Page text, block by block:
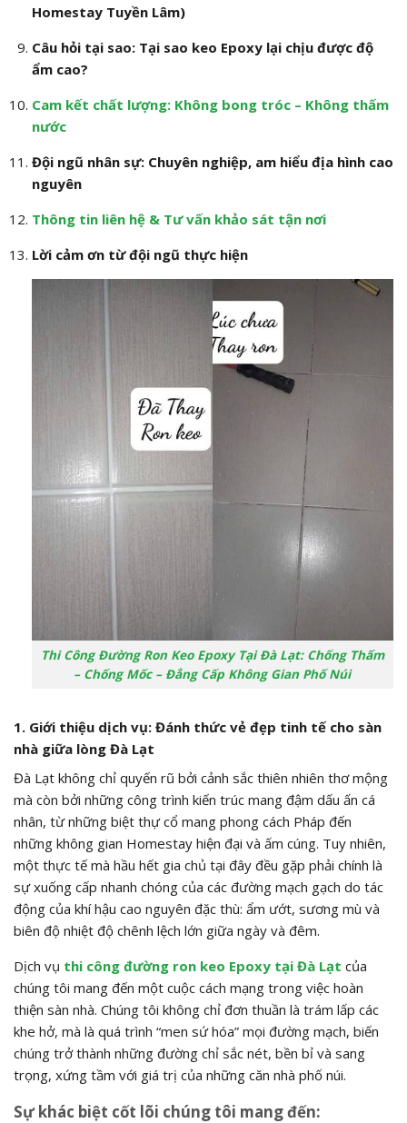
Homestay Tuyền Lâm)
Câu hỏi tại sao: Tại sao keo Epoxy lại chịu được độ
ẩm cao?
Cam kết chất lượng: Không bong tróc – Không thấm
nước
Đội ngũ nhân sự: Chuyên nghiệp, am hiểu địa hình cao
nguyên
Thông tin liên hệ & Tư vấn khảo sát tận nơi
Lời cảm ơn từ đội ngũ thực hiện
Thi Công Đường Ron Keo Epoxy Tại Đà Lạt: Chống Thấm
– Chống Mốc – Đẳng Cấp Không Gian Phố Núi
1. Giới thiệu dịch vụ: Đánh thức vẻ đẹp tinh tế cho sàn
nhà giữa lòng Đà Lạt
Đà Lạt không chỉ quyến rũ bởi cảnh sắc thiên nhiên thơ mộng
mà còn bởi những công trình kiến trúc mang đậm dấu ấn cá
nhân, từ những biệt thự cổ mang phong cách Pháp đến
những không gian Homestay hiện đại và ấm cúng. Tuy nhiên,
một thực tế mà hầu hết gia chủ tại đây đều gặp phải chính là
sự xuống cấp nhanh chóng của các đường mạch gạch do tác
động của khí hậu cao nguyên đặc thù: ẩm ướt, sương mù và
biên độ nhiệt độ chênh lệch lớn giữa ngày và đêm.
Dịch vụ thi công đường ron keo Epoxy tại Đà Lạt của
chúng tôi mang đến một cuộc cách mạng trong việc hoàn
thiện sàn nhà. Chúng tôi không chỉ đơn thuần là trám lấp các
khe hở, mà là quá trình “men sứ hóa” mọi đường mạch, biến
chúng trở thành những đường chỉ sắc nét, bền bỉ và sang
trọng, xứng tầm với giá trị của những căn nhà phố núi.
Sự khác biệt cốt lõi chúng tôi mang đến: